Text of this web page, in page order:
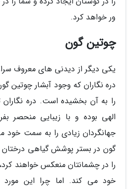
ور خواهد کرد.
چوتین گون
یکی دیگر از دیدنی های معروف
دره نگاران که وجود آبشار چوتین
را به آن بخشیده است. دره
الهی بوده و با زیبایی منحصر
جهانگردان زیادی را به سمت خود
گون در بستر پوشش گیاهی
را در چشمانتان منعکس خواهند
خود می کند. اما چرا این مورد